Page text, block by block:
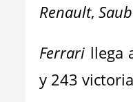
Renault,
Ferrari llega
y 243